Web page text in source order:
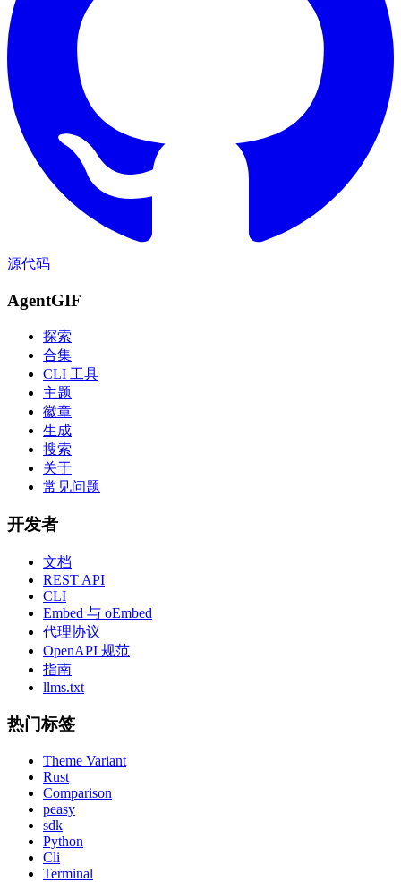
源代码
AgentGIF
探索
合集
CLI 工具
主题
徽章
生成
搜索
关于
常见问题
开发者
文档
REST API
CLI
Embed 与 oEmbed
代理协议
OpenAPI 规范
指南
llms.txt
热门标签
Theme Variant
Rust
Comparison
peasy
sdk
Python
Cli
Terminal